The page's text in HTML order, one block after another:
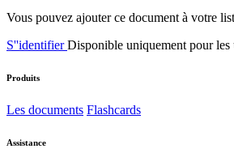
Vous pouvez ajouter ce document à votre
S''identifierDisponible uniquement pour les
Produits
Les documents Flashcards
Assistance